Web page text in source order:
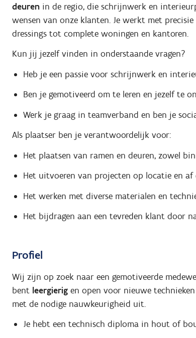
deuren in de regio, die schrijnwerk en
wensen van onze klanten. Je werkt met
dressings tot complete woningen en kantoren.
Kun jij jezelf vinden in onderstaande vragen?
Heb je een passie voor schrijnwerk en
Ben je gemotiveerd om te leren en jezelf te
Werk je graag in teamverband en ben je
Als plaatser ben je verantwoordelijk voor:
Het plaatsen van ramen en deuren, zowel
Het uitvoeren van projecten op locatie en af
Het werken met diverse materialen en
Het bijdragen aan een tevreden klant door
Profiel
Wij zijn op zoek naar een gemotiveerde
bent leergierig en open voor nieuwe
met de nodige nauwkeurigheid uit.
Je hebt een technisch diploma in hout of